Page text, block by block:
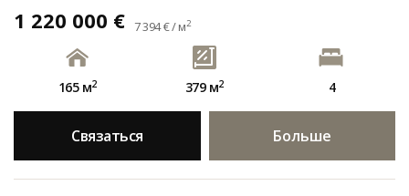
1 220 000 € 7 394 € / м2
165 м2 379 м2 4
Связаться Больше